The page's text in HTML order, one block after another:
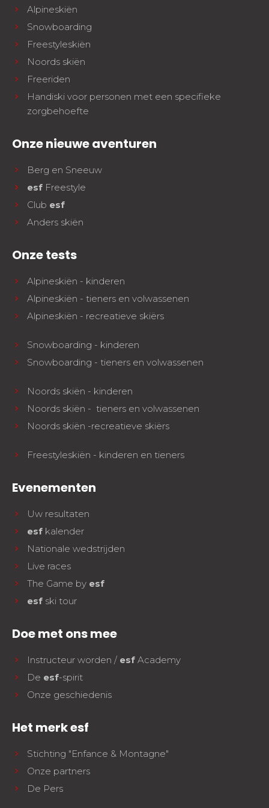
Alpineskiën
Snowboarding
Freestyleskiën
Noords skiën
Freeriden
Handiski voor personen met een specifieke
zorgbehoefte
Onze nieuwe aventuren
Berg en Sneeuw
esf Freestyle
Club esf
Anders skiën
Onze tests
Alpineskiën - kinderen
Alpineskiën - tieners en volwassenen
Alpineskiën - recreatieve skiërs
Snowboarding - kinderen
Snowboarding - tieners en volwassenen
Noords skiën - kinderen
Noords skiën - tieners en volwassenen
Noords skiën -recreatieve skiërs
Freestyleskiën - kinderen en tieners
Evenementen
Uw resultaten
esf kalender
Nationale wedstrijden
Live races
The Game by esf
esf ski tour
Doe met ons mee
Instructeur worden / esf Academy
De esf-spirit
Onze geschiedenis
Het merk esf
Stichting "Enfance & Montagne"
Onze partners
De Pers